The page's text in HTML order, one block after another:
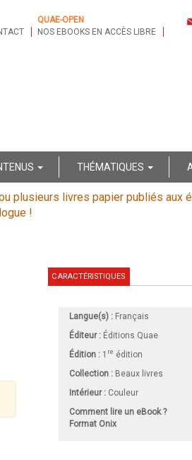
QUAE-OPEN
NOS EBOOKS EN ACCÈS LIBRE
THÉMATIQUES
plusieurs livres papier publiés aux
!
CARACTÉRISTIQUES
Langue(s) : Français
Éditeur : Éditions Quae
Édition : 1 re édition
Collection : Beaux livres
Intérieur : Couleur
Comment lire un eBook ?
Format Onix